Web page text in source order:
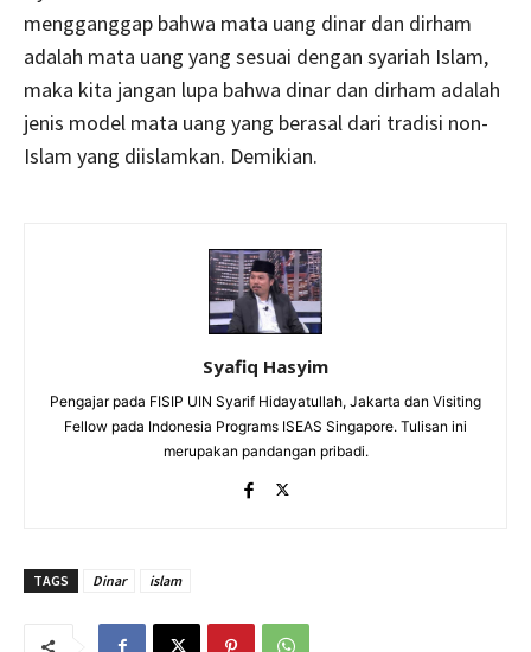
mengganggap bahwa mata uang dinar dan dirham
adalah mata uang yang sesuai dengan syariah Islam,
maka kita jangan lupa bahwa dinar dan dirham adalah
jenis model mata uang yang berasal dari tradisi non-
Islam yang diislamkan. Demikian.
Syafiq Hasyim
Pengajar pada FISIP UIN Syarif Hidayatullah, Jakarta dan Visiting
Fellow pada Indonesia Programs ISEAS Singapore. Tulisan ini
merupakan pandangan pribadi.
TAGS Dinar islam